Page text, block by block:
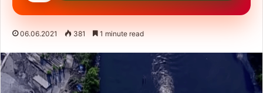
06.06.2021 381 1 minute read